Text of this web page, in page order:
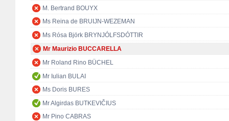
M. Bertrand BOUYX
Ms Reina de BRUIJN-WEZEMAN
Ms Rósa Björk BRYNJÓLFSDÓTTIR
Mr Maurizio BUCCARELLA
Mr Roland Rino BÜCHEL
Mr Iulian BULAI
Ms Doris BURES
Mr Algirdas BUTKEVIČIUS
Mr Pino CABRAS